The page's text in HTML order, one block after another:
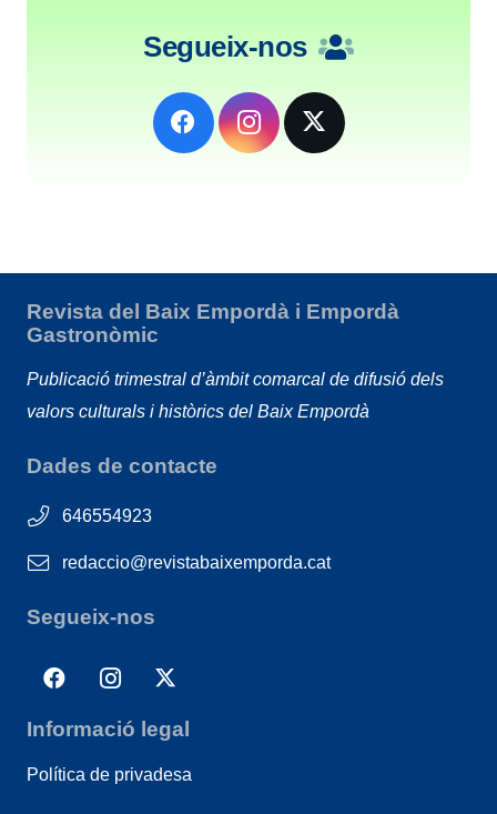
Segueix-nos
Revista del Baix Empordà i Empordà
Gastronòmic
Publicació trimestral d’àmbit comarcal de difusió dels
valors culturals i històrics del Baix Empordà
Dades de contacte
646554923
redaccio@revistabaixemporda.cat
Segueix-nos
Informació legal
Política de privadesa